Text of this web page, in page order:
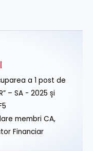
a 1 post de
– SA - 2025 și
membri CA,
Financiar